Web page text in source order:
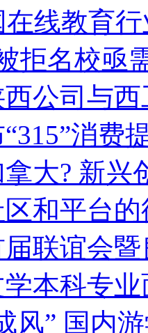
在线教育
拒名校亟
公司与
消费
大? 新兴
和平台
届联谊会
本科专
风” 国内